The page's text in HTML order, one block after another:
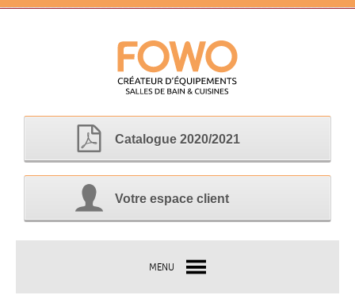
Catalogue 2020/2021
Votre espace client
MENU